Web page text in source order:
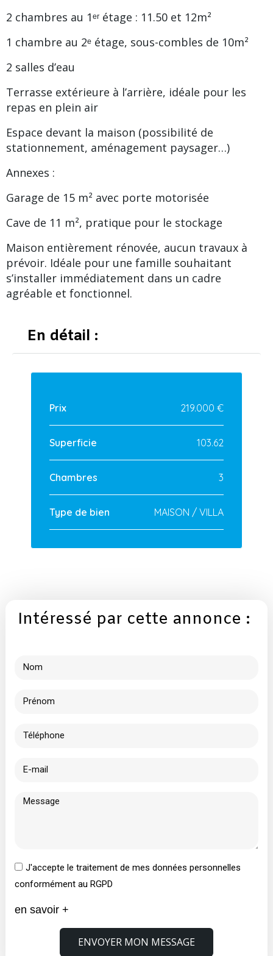
2 chambres au 1ᵉʳ étage : 11.50 et 12m²
1 chambre au 2ᵉ étage, sous-combles de 10m²
2 salles d’eau
Terrasse extérieure à l’arrière, idéale pour les
repas en plein air
Espace devant la maison (possibilité de
stationnement, aménagement paysager…)
Annexes :
Garage de 15 m² avec porte motorisée
Cave de 11 m², pratique pour le stockage
Maison entièrement rénovée, aucun travaux à
prévoir. Idéale pour une famille souhaitant
s’installer immédiatement dans un cadre
agréable et fonctionnel.
En détail :
Prix 219.000 €
Superficie 103.62
Chambres 3
Type de bien MAISON / VILLA
Intéressé par cette annonce :
J'accepte le traitement de mes données personnelles
conformément au RGPD
en savoir +
ENVOYER MON MESSAGE